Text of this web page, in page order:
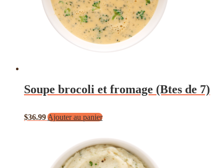
Soupe brocoli et fromage (Btes de 7)
$36.99Ajouter au panier